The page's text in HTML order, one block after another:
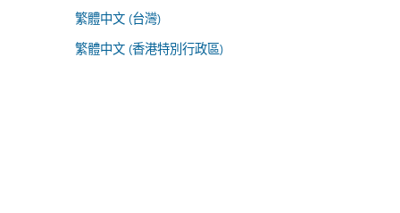
繁體中文 (台灣)
繁體中文 (香港特別行政區)